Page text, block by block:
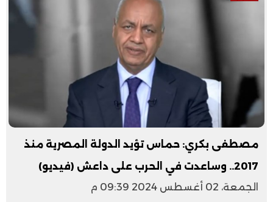
مصطفى بكري: حماس تؤيد الدولة المصرية منذ
2017.. وساعدت في الحرب على داعش (فيديو)
الجمعة، 02 أغسطس 2024 09:39 م